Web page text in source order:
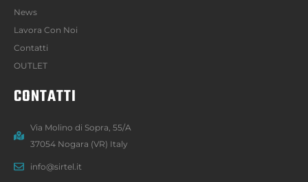
News
Lavora Con Noi
Contatti
OUTLET
CONTATTI
Via Molino di Sopra, 55/A
37054 Nogara (VR) Italy
info@sirtel.it